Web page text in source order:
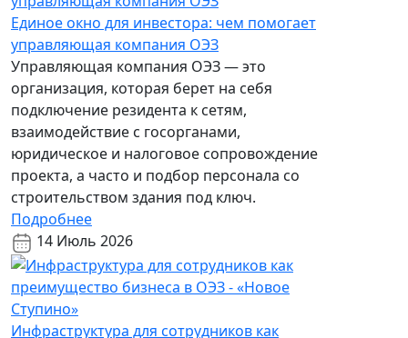
Единое окно для инвестора: чем помогает
управляющая компания ОЭЗ
Управляющая компания ОЭЗ — это
организация, которая берет на себя
подключение резидента к сетям,
взаимодействие с госорганами,
юридическое и налоговое сопровождение
проекта, а часто и подбор персонала со
строительством здания под ключ.
Подробнее
14 Июль 2026
Инфраструктура для сотрудников как